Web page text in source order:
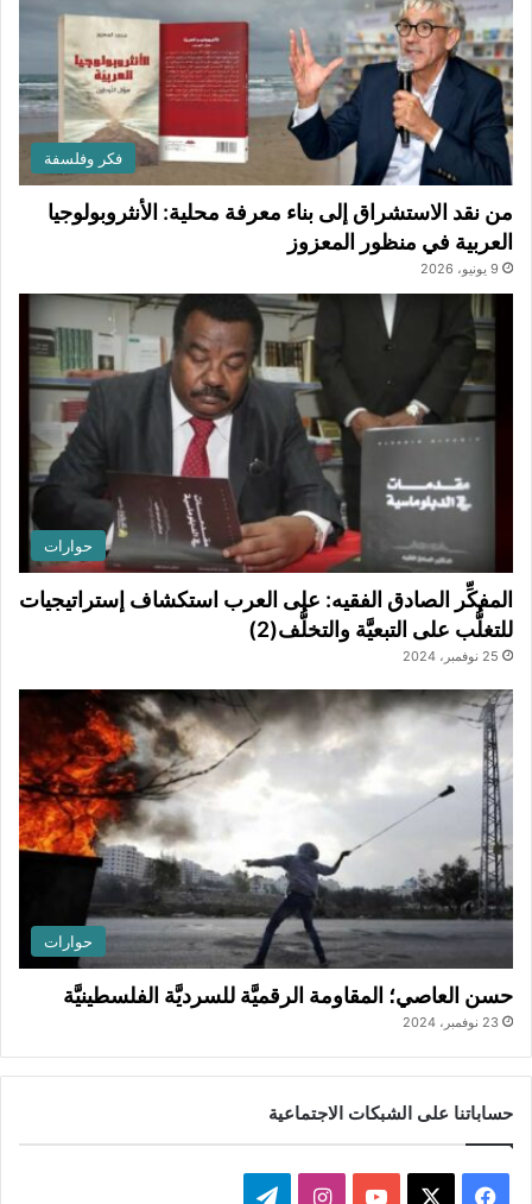
فكر وفلسفة
من نقد الاستشراق إلى بناء معرفة محلية: الأنثروبولوجيا
العربية في منظور المعزوز
9 يونيو، 2026
حوارات
المفكِّر الصادق الفقيه: على العرب استكشاف إستراتيجيات
للتغلُّب على التبعيَّة والتخلُّف(2)
25 نوفمبر، 2024
حوارات
حسن العاصي؛ المقاومة الرقميَّة للسرديَّة الفلسطينيَّة
23 نوفمبر، 2024
حساباتنا على الشبكات الاجتماعية